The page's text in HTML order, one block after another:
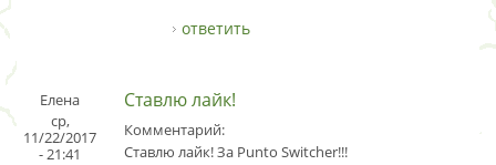
ответить
Елена
ср,
11/22/2017
- 21:41
Ставлю лайк!
Комментарий:
Ставлю лайк! За Punto Switcher!!!